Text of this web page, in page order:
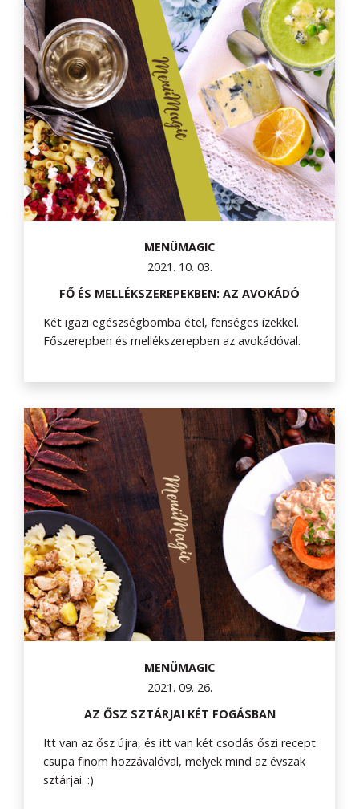
MENÜMAGIC
2021. 10. 03.
FŐ ÉS MELLÉKSZEREPEKBEN: AZ AVOKÁDÓ
Két igazi egészségbomba étel, fenséges ízekkel.
Főszerepben és mellékszerepben az avokádóval.
MENÜMAGIC
2021. 09. 26.
AZ ŐSZ SZTÁRJAI KÉT FOGÁSBAN
Itt van az ősz újra, és itt van két csodás őszi recept
csupa finom hozzávalóval, melyek mind az évszak
sztárjai. :)